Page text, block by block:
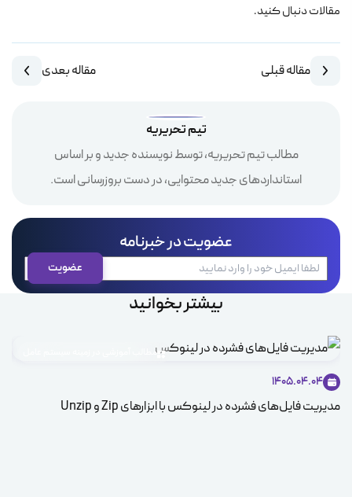
مقالات دنبال کنید.
مقاله قبلی مقاله بعدی
تیم تحریریه
مطالب تیم تحریریه، توسط نویسنده جدید و بر اساس
استانداردهای جدید محتوایی، در دست بروزرسانی است.
عضویت در خبرنامه
بیشتر بخوانید
مطالب آموزشی در زمینه سیستم عامل
1405.04.04
مدیریت فایل‌های فشرده در لینوکس با ابزارهای Zip و Unzip